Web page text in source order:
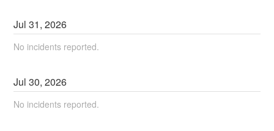
Jul31,2026
No incidents reported.
Jul30,2026
No incidents reported.